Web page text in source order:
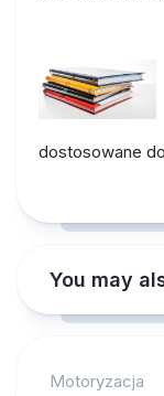
dostosowane
You may
Motoryzacja